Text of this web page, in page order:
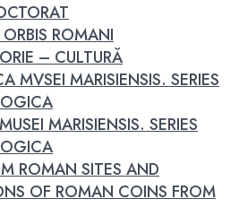
ROMANI
– CULTURĂ
MVSEI MARISIENSIS. SERIES
MARISIENSIS. SERIES
ROMAN SITES AND
OF ROMAN COINS FROM